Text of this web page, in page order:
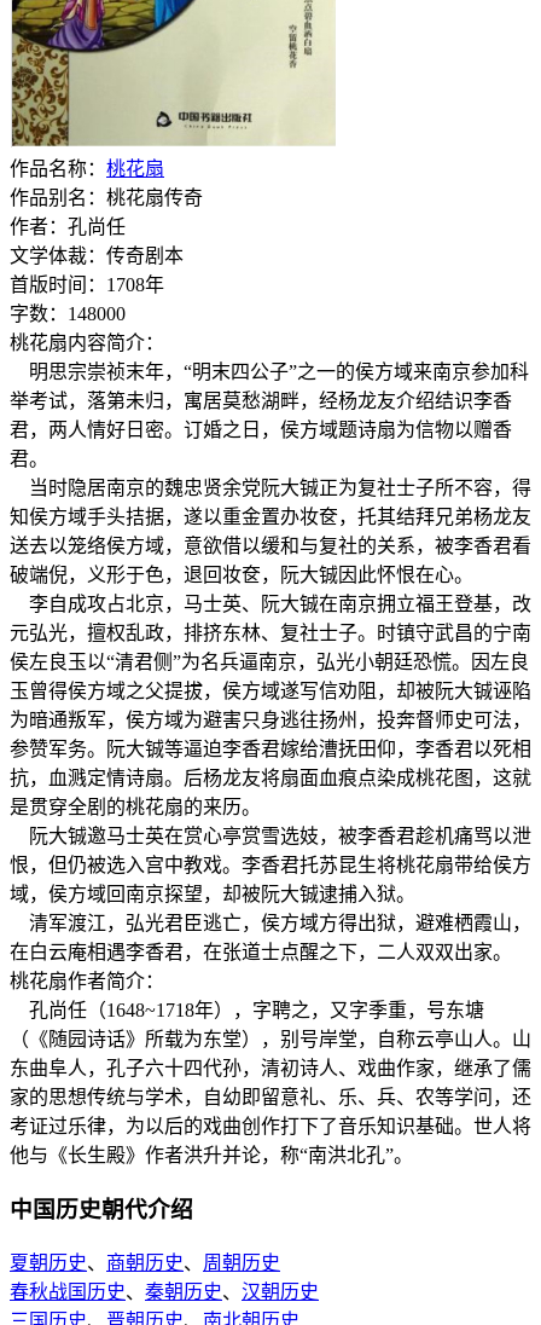
作品名称： 桃花扇
作品别名：桃花扇传奇
作者：孔尚任
文学体裁：传奇剧本
首版时间：1708年
字数：148000
桃花扇内容简介：
明思宗崇祯末年，“明末四公子”之一的侯方域来南京参加科
举考试，落第未归，寓居莫愁湖畔，经杨龙友介绍结识李香
君，两人情好日密。订婚之日，侯方域题诗扇为信物以赠香
君。
当时隐居南京的魏忠贤余党阮大铖正为复社士子所不容，得
知侯方域手头拮据，遂以重金置办妆奁，托其结拜兄弟杨龙友
送去以笼络侯方域，意欲借以缓和与复社的关系，被李香君看
破端倪，义形于色，退回妆奁，阮大铖因此怀恨在心。
李自成攻占北京，马士英、阮大铖在南京拥立福王登基，改
元弘光，擅权乱政，排挤东林、复社士子。时镇守武昌的宁南
侯左良玉以“清君侧”为名兵逼南京，弘光小朝廷恐慌。因左良
玉曾得侯方域之父提拔，侯方域遂写信劝阻，却被阮大铖诬陷
为暗通叛军，侯方域为避害只身逃往扬州，投奔督师史可法，
参赞军务。阮大铖等逼迫李香君嫁给漕抚田仰，李香君以死相
抗，血溅定情诗扇。后杨龙友将扇面血痕点染成桃花图，这就
是贯穿全剧的桃花扇的来历。
阮大铖邀马士英在赏心亭赏雪选妓，被李香君趁机痛骂以泄
恨，但仍被选入宫中教戏。李香君托苏昆生将桃花扇带给侯方
域，侯方域回南京探望，却被阮大铖逮捕入狱。
清军渡江，弘光君臣逃亡，侯方域方得出狱，避难栖霞山，
在白云庵相遇李香君，在张道士点醒之下，二人双双出家。
桃花扇作者简介：
孔尚任（1648~1718年），字聘之，又字季重，号东塘
（《随园诗话》所载为东堂），别号岸堂，自称云亭山人。山
东曲阜人，孔子六十四代孙，清初诗人、戏曲作家，继承了儒
家的思想传统与学术，自幼即留意礼、乐、兵、农等学问，还
考证过乐律，为以后的戏曲创作打下了音乐知识基础。世人将
他与《长生殿》作者洪升并论，称“南洪北孔”。
中国历史朝代介绍
夏朝历史、 商朝历史、 周朝历史
春秋战国历史、 秦朝历史、 汉朝历史
三国历史、 晋朝历史、 南北朝历史